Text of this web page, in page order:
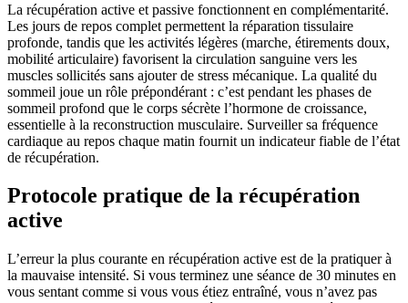
La récupération active et passive fonctionnent en complémentarité.
Les jours de repos complet permettent la réparation tissulaire
profonde, tandis que les activités légères (marche, étirements doux,
mobilité articulaire) favorisent la circulation sanguine vers les
muscles sollicités sans ajouter de stress mécanique. La qualité du
sommeil joue un rôle prépondérant : c’est pendant les phases de
sommeil profond que le corps sécrète l’hormone de croissance,
essentielle à la reconstruction musculaire. Surveiller sa fréquence
cardiaque au repos chaque matin fournit un indicateur fiable de l’état
de récupération.
Protocole pratique de la récupération
active
L’erreur la plus courante en récupération active est de la pratiquer à
la mauvaise intensité. Si vous terminez une séance de 30 minutes en
vous sentant comme si vous vous étiez entraîné, vous n’avez pas